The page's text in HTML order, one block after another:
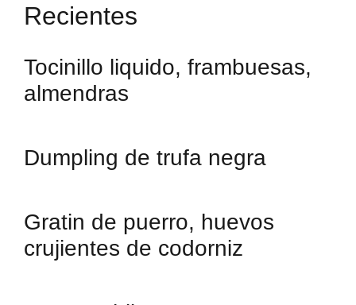
Recientes
Tocinillo liquido, frambuesas,
almendras
Dumpling de trufa negra
Gratin de puerro, huevos
crujientes de codorniz